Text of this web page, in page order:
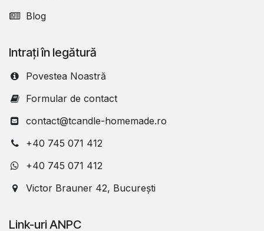
Blog
Intrați în legătură
Povestea Noastră
Formular de contact
contact@tcandle-homemade.ro
+40 745 071 412
+40 745 071 412
Victor Brauner 42, București
Link-uri ANPC